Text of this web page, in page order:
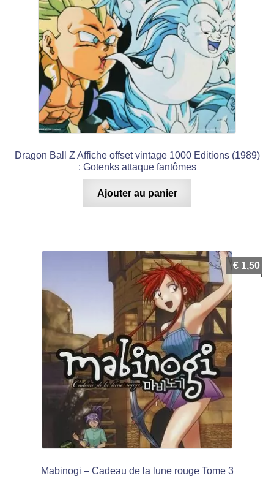
Dragon Ball Z Affiche offset vintage 1000 Editions (1989)
: Gotenks attaque fantômes
Ajouter au panier
Mabinogi – Cadeau de la lune rouge Tome 3
€ 1,50